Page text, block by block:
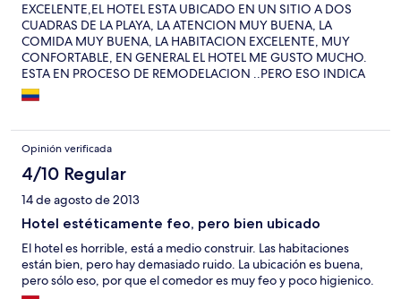
EXCELENTE,EL HOTEL ESTA UBICADO EN UN SITIO A DOS
CUADRAS DE LA PLAYA, LA ATENCION MUY BUENA, LA
COMIDA MUY BUENA, LA HABITACION EXCELENTE, MUY
CONFORTABLE, EN GENERAL EL HOTEL ME GUSTO MUCHO.
ESTA EN PROCESO DE REMODELACION ..PERO ESO INDICA
QUE VA A ESTAR AUN MUCHO MEJOR DE LO QUE ESTA
ACTUALMENTE.
Opinión verificada
4/10 Regular
14 de agosto de 2013
Hotel estéticamente feo, pero bien ubicado
El hotel es horrible, está a medio construir. Las habitaciones
están bien, pero hay demasiado ruido. La ubicación es buena,
pero sólo eso, por que el comedor es muy feo y poco higienico.